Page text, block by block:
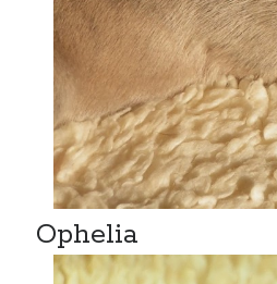
Ophelia